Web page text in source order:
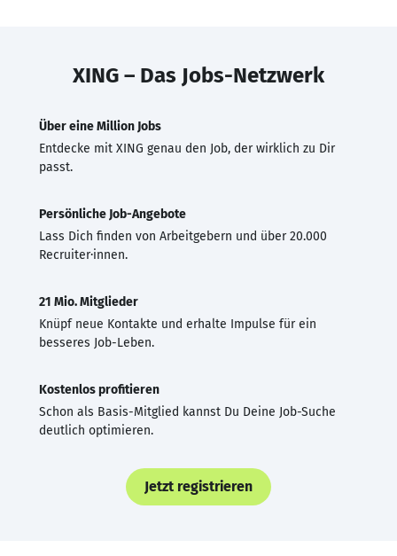
XING – Das Jobs-Netzwerk
Über eine Million Jobs
Entdecke mit XING genau den Job, der wirklich zu Dir
passt.
Persönliche Job-Angebote
Lass Dich finden von Arbeitgebern und über 20.000
Recruiter·innen.
21 Mio. Mitglieder
Knüpf neue Kontakte und erhalte Impulse für ein
besseres Job-Leben.
Kostenlos profitieren
Schon als Basis-Mitglied kannst Du Deine Job-Suche
deutlich optimieren.
Jetzt registrieren